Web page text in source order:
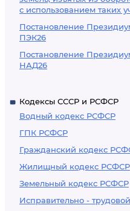
с использованием таких
Постановление
ПЭК26
Постановление
НАД26
Кодексы СССР и РСФСР
Водный кодекс РСФСР
ГПК РСФСР
Гражданский кодекс
Жилищный кодекс РСФСР
Земельный кодекс РСФСР
Исправительно -